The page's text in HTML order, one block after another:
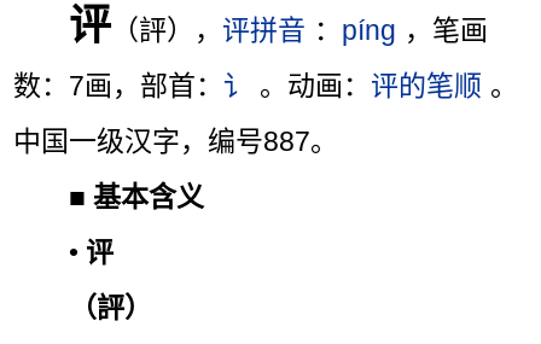
评 （評）， 评拼音 ： píng ，笔画
数：7画，部首： 讠 。动画： 评的笔顺 。
中国一级汉字，编号887。
■基本含义
• 评
（評）